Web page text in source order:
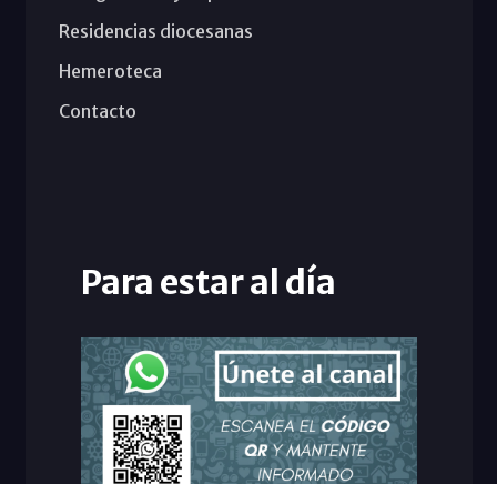
Residencias diocesanas
Hemeroteca
Contacto
Para estar al día